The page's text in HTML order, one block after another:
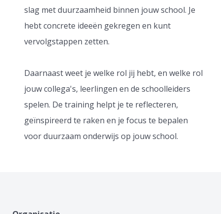
slag met duurzaamheid binnen jouw school. Je
hebt concrete ideeën gekregen en kunt
vervolgstappen zetten.
Daarnaast weet je welke rol jij hebt, en welke rol
jouw collega's, leerlingen en de schoolleiders
spelen. De training helpt je te reflecteren,
geïnspireerd te raken en je focus te bepalen
voor duurzaam onderwijs op jouw school.